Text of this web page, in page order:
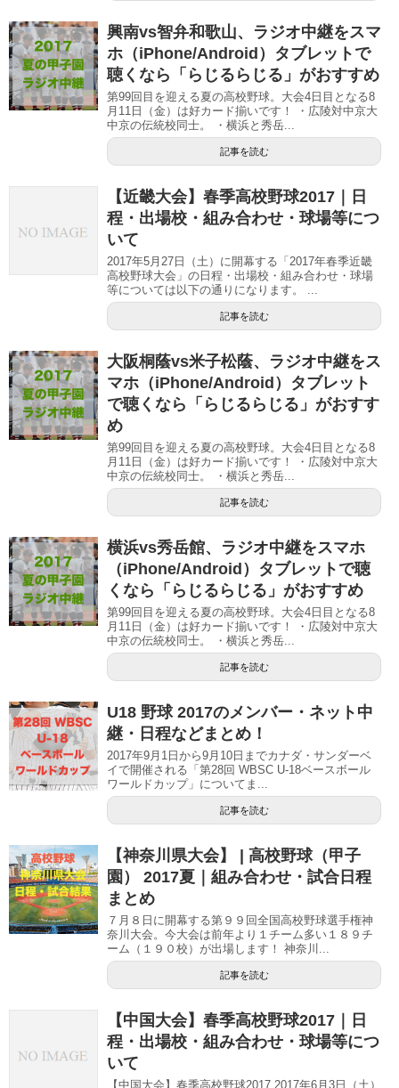
興南vs智弁和歌山、ラジオ中継をスマ
ホ（iPhone/Android）タブレットで
聴くなら「らじるらじる」がおすすめ
第99回目を迎える夏の高校野球。大会4日目となる8
月11日（金）は好カード揃いです！ ・広陵対中京大
中京の伝統校同士。 ・横浜と秀岳...
記事を読む
【近畿大会】春季高校野球2017｜日
程・出場校・組み合わせ・球場等につ
いて
2017年5月27日（土）に開幕する「2017年春季近畿
高校野球大会」の日程・出場校・組み合わせ・球場
等については以下の通りになります。 ...
記事を読む
大阪桐蔭vs米子松蔭、ラジオ中継をス
マホ（iPhone/Android）タブレット
で聴くなら「らじるらじる」がおすす
め
第99回目を迎える夏の高校野球。大会4日目となる8
月11日（金）は好カード揃いです！ ・広陵対中京大
中京の伝統校同士。 ・横浜と秀岳...
記事を読む
横浜vs秀岳館、ラジオ中継をスマホ
（iPhone/Android）タブレットで聴
くなら「らじるらじる」がおすすめ
第99回目を迎える夏の高校野球。大会4日目となる8
月11日（金）は好カード揃いです！ ・広陵対中京大
中京の伝統校同士。 ・横浜と秀岳...
記事を読む
U18 野球 2017のメンバー・ネット中
継・日程などまとめ！
2017年9月1日から9月10日までカナダ・サンダーベ
イで開催される「第28回 WBSC U-18ベースボール
ワールドカップ」についてま...
記事を読む
【神奈川県大会】 | 高校野球（甲子
園） 2017夏｜組み合わせ・試合日程
まとめ
７月８日に開幕する第９９回全国高校野球選手権神
奈川大会。今大会は前年より１チーム多い１８９チ
ーム（１９０校）が出場します！ 神奈川...
記事を読む
【中国大会】春季高校野球2017｜日
程・出場校・組み合わせ・球場等につ
いて
【中国大会】春季高校野球2017 2017年6月3日（土）